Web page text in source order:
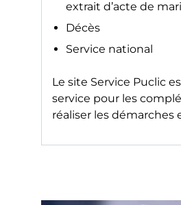
extrait d’acte de
Décès
Service national
Le site Service Puclic
service pour les
réaliser les démarches